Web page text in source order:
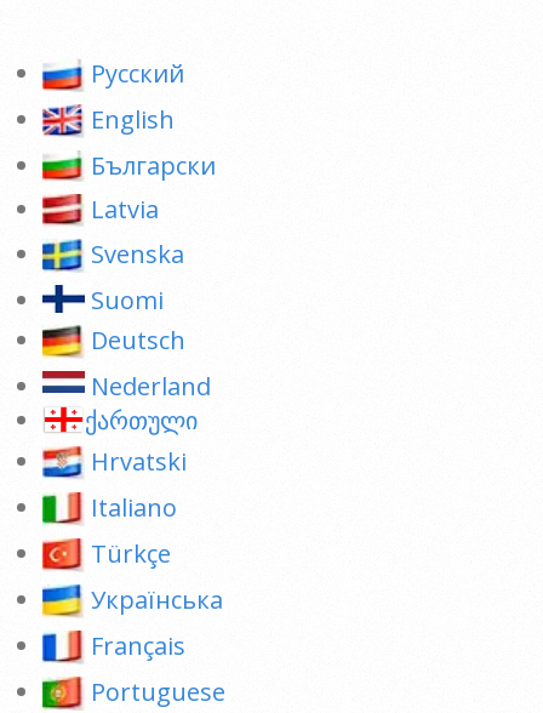
Pусский
English
Български
Latvia
Svenska
Suomi
Deutsch
Nederland
ქართული
Hrvatski
Italiano
Türkçe
Українська
Français
Portuguese